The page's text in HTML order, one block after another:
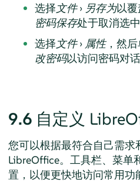
选择文件› 另存为以覆
密码保存处于取消选中
选择文件› 属性，然后
改密码以访问密码对话
9.6 自定义
您可以根据最符合自己需求
LibreOffice。工具栏、菜单
置，以便更快地访问常用功